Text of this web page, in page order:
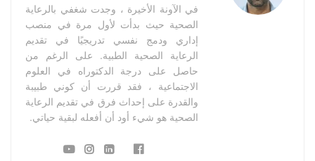
في الآونة الأخيرة ، وجدت شغفي بالرعاية
الصحية حيث بدأت لأول مرة في منصب
إداري ودمج نفسي تدريجيًا في تقديم
الرعاية الصحية الطبية. على الرغم من
حاصل على درجة الدكتوراه في العلوم
الاجتماعية ، فقد قررت أن كوني طبيبة
والقدرة على إحداث فرق في تقديم الرعاية
الصحية هو شيء أود أن أفعله لبقية حياتي.